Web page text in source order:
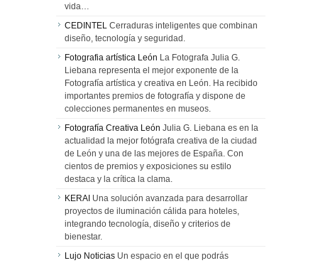
vida…
CEDINTEL Cerraduras inteligentes que combinan
diseño, tecnología y seguridad.
Fotografia artística León La Fotografa Julia G.
Liebana representa el mejor exponente de la
Fotografía artística y creativa en León. Ha recibido
importantes premios de fotografía y dispone de
colecciones permanentes en museos.
Fotografía Creativa León Julia G. Liebana es en la
actualidad la mejor fotógrafa creativa de la ciudad
de León y una de las mejores de España. Con
cientos de premios y exposiciones su estilo
destaca y la crítica la clama.
KERAI Una solución avanzada para desarrollar
proyectos de iluminación cálida para hoteles,
integrando tecnología, diseño y criterios de
bienestar.
Lujo Noticias Un espacio en el que podrás